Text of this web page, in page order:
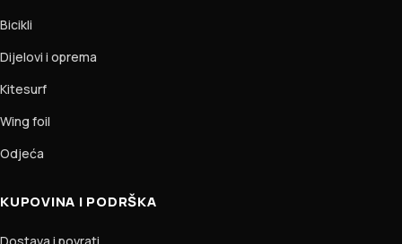
Bicikli
Dijelovi i oprema
Kitesurf
Wing foil
Odjeća
KUPOVINA I PODRŠKA
Dostava i povrati